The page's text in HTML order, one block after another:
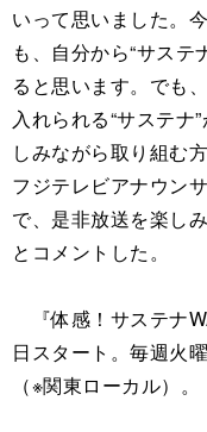
いって思いました。
も、自分から“サステ
ると思います。でも
入れられる“サステナ
しみながら取り組む
フジテレビアナウン
で、是非放送を楽し
とコメントした。
『体感！サステナ
日スタート。毎週火
（※関東ローカル）。